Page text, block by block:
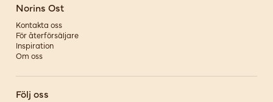
Norins Ost
Kontakta oss
För återförsäljare
Inspiration
Om oss
Följ oss